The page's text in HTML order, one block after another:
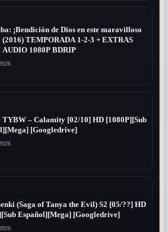
¡Bendición de Dios en este maravilloso
(2016) TEMPORADA 1-2-3 + EXTRAS
1080P BDRIP
TYBW – Calamity [02/10] HD [1080P][Sub
[Googledrive]
(Saga of Tanya the Evil) S2 [05/??] HD
Español][Mega] [Googledrive]